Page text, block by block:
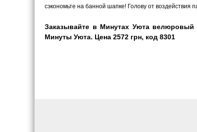
сэкономьте на банной шапке! Голову от воздействия
Заказывайте в Минутах Уюта велюровый
Минуты Уюта. Цена 2572 грн, код 8301